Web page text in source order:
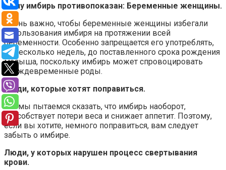
Кому имбирь противопоказан: Беременные женщины.
Очень важно, чтобы беременные женщины избегали
использования имбиря на протяжении всей
беременности. Особенно запрещается его употреблять,
за несколько недель, до поставленного срока рождения
малыша, поскольку имбирь может спровоцировать
преждевременные роды.
Люди, которые хотят поправиться.
Т.е. мы пытаемся сказать, что имбирь наоборот,
способствует потери веса и снижает аппетит. Поэтому,
если вы хотите, немного поправиться, вам следует
забыть о имбире.
Люди, у которых нарушен процесс свертывания
крови.